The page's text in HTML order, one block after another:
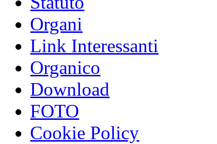
Organi
Link Interessanti
Organico
Download
FOTO
Cookie Policy